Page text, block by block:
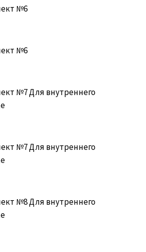
№6
№6
№7 Для внутреннего
№7 Для внутреннего
№8 Для внутреннего